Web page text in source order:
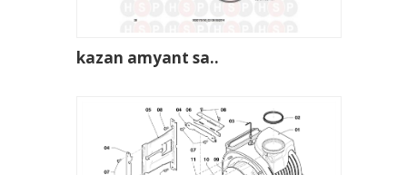
kazan amyant sa..